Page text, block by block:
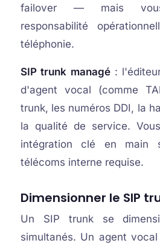
failover — mais
responsabilité
téléphonie.
SIP trunk managé:
d'agent vocal (comme
trunk, les numéros DDI, la
la qualité de service.
intégration clé en main
télécoms interne requise.
Dimensionner le SIP
Un SIP trunk se
simultanés. Un agent